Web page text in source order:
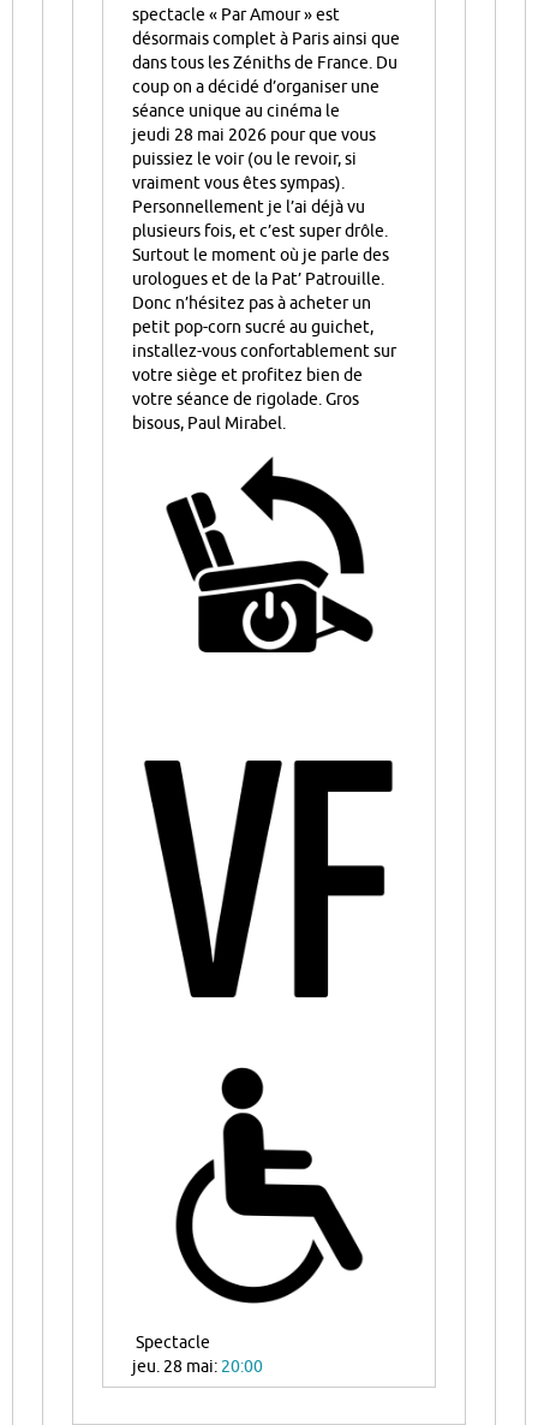
spectacle « Par Amour » est
désormais complet à Paris ainsi que
dans tous les Zéniths de France. Du
coup on a décidé d’organiser une
séance unique au cinéma le
jeudi 28 mai 2026 pour que vous
puissiez le voir (ou le revoir, si
vraiment vous êtes sympas).
Personnellement je l’ai déjà vu
plusieurs fois, et c’est super drôle.
Surtout le moment où je parle des
urologues et de la Pat’ Patrouille.
Donc n’hésitez pas à acheter un
petit pop-corn sucré au guichet,
installez-vous confortablement sur
votre siège et profitez bien de
votre séance de rigolade. Gros
bisous, Paul Mirabel.
Spectacle
jeu. 28 mai: 20:00